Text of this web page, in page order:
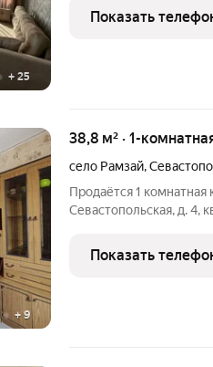
+ 25
Общая площадь 36 кв.м.
Показать
+ 9
38,8 м² · 1-
село Рамзай,
Продаётся 1 комнатная
Севастопольская, д. 4,
эффективности В(+),
Площадь квартиры
Показать